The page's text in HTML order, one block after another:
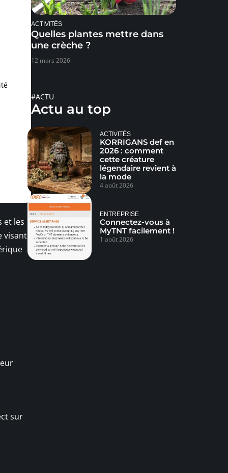
et les
visant
sur
ACTIVITÉS
Quelles plantes mettre dans
une crèche ?
12 mars 2026
#ACTU
Actu au top
ACTIVITÉS
KORRIGANS def en
2026 : comment
cette créature
légendaire revient à
la mode
4 août 2026
ENTREPRISE
Connectez-vous à
MyTNT facilement !
1 août 2026